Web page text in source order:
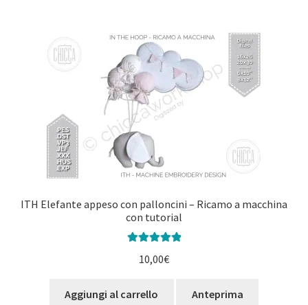
ITH Elefante appeso con palloncini – Ricamo a macchina
con tutorial
su 5
10,00€
Aggiungi al carrello Anteprima